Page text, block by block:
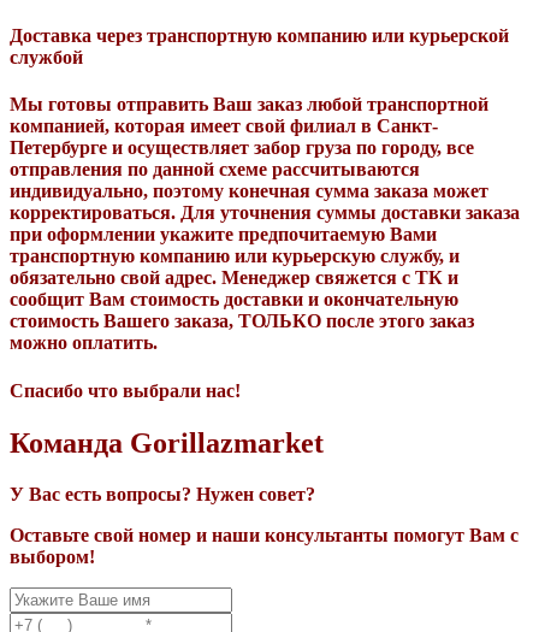
Доставка через транспортную компанию или курьерской
службой
Мы готовы отправить Ваш заказ любой транспортной
компанией, которая имеет свой филиал в Санкт-
Петербурге и осуществляет забор груза по городу, все
отправления по данной схеме рассчитываются
индивидуально, поэтому конечная сумма заказа может
корректироваться. Для уточнения суммы доставки заказа
при оформлении укажите предпочитаемую Вами
транспортную компанию или курьерскую службу, и
обязательно свой адрес. Менеджер свяжется с ТК и
сообщит Вам стоимость доставки и окончательную
стоимость Вашего заказа, ТОЛЬКО после этого заказ
можно оплатить.
Спасибо что выбрали нас!
Команда Gorillazmarket
У Вас есть вопросы? Нужен совет?
Оставьте свой номер и наши консультанты помогут Вам с
выбором!